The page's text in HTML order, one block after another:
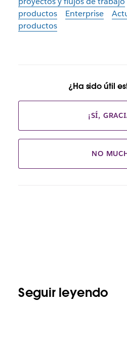
productos
Enterprise
productos
¿Ha sido útil
¡SÍ,
NO
Seguir leyendo